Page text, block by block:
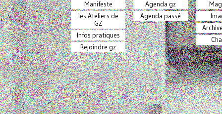
Manifeste
les Ateliers de
GZ
Infos pratiques
Rejoindre gz
Agenda gz
Agenda passé